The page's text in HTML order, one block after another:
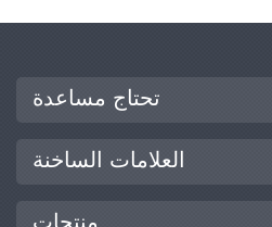
تحتاج مساعدة
العلامات الساخنة